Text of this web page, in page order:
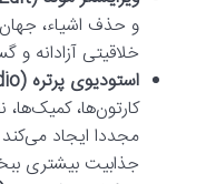
و حذف اشیاء، جهان
خلاقیتی آزادانه و
استودیوی پرتره (Portrait Studio):
کارتون‌ها،
مجددا ایجاد می‌کند
جذابیت بیشتری